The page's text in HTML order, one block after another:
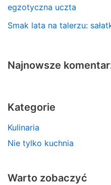
egzotyczna uczta
Smak lata na talerzu:
Najnowsze
Kategorie
Kulinaria
Nie tylko kuchnia
Warto zobaczyć